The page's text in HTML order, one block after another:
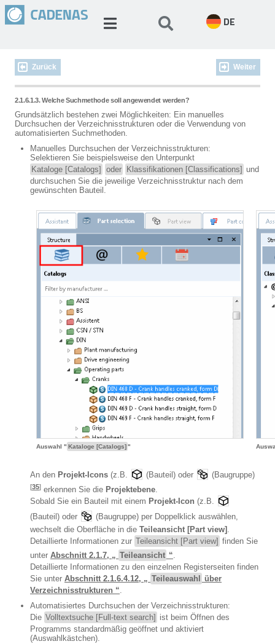
DE
Zurück Weiter
2.1.6.1.3. Welche Suchmethode soll angewendet werden?
Grundsätzlich bestehen zwei Möglichkeiten: Ein manuelles
Durchsuchen der Verzeichnisstrukturen oder die Verwendung von
automatisierten Suchmethoden.
Manuelles Durchsuchen der Verzeichnisstrukturen:
Selektieren Sie beispielsweise den Unterpunkt
Kataloge [Catalogs]
oder Klassifikationen [Classifications] und
durchsuchen Sie die jeweilige Verzeichnisstruktur nach dem
gewünschten Bauteil.
Auswahl " Kataloge [Catalogs]"
An den Projekt-Icons (z.B. (Bauteil) oder (Baugruppe)
[35] erkennen Sie die Projektebene.
Sobald Sie ein Bauteil mit einem Projekt-Icon (z.B.
(Bauteil) oder
(Baugruppe) per Doppelklick auswählen,
wechselt die Oberfläche in die Teileansicht [Part view] .
Detaillierte Informationen zur Teileansicht [Part view] finden Sie
unter Abschnitt 2.1.7, „ Teileansicht “.
Detaillierte Informationen zu den einzelnen Registerseiten finden
Sie unter Abschnitt 2.1.6.4.12, „ Teileauswahl
über
Verzeichnisstrukturen “.
Automatisiertes Durchsuchen der Verzeichnisstrukturen:
Die Volltextsuche [Full-text search] ist beim Öffnen des
Programms standardmäßig geöffnet und aktiviert
(Auswahlkästchen).